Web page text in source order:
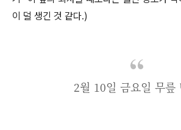
이 덜 생긴 것 같다.)
2월 10일 금요일 무릎